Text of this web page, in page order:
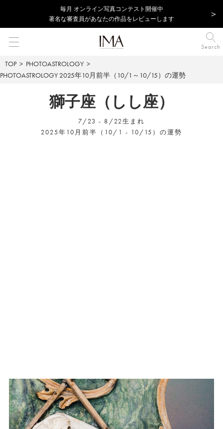
毎⽉ オンライン写真コンテスト開催中
著名な審査員があなたの作品をレビューします
Search
TOP
PHOTOASTROLOGY
PHOTOASTROLOGY 2025年10月前半（10/1～10/15）の運勢
獅子座（しし座）
7/23 - 8/22生まれ
2025年10月前半（10/1 - 10/15）の運勢